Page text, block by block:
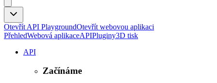
Otevřít API PlaygroundOtevřít webovou aplikaci
PřehledWebová aplikaceAPIPluginy3D tisk
API
Začínáme